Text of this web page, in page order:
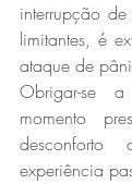
interrupção de
limitantes, é
ataque de
Obrigar-se
momento
experiência